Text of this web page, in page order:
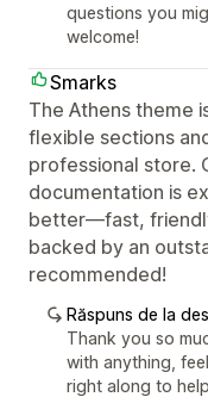
questions you
welcome!
Smarks
The Athens theme
flexible sections
professional store.
documentation is
better—fast,
backed by an
recommended!
Răspuns de la
Thank you so
with anything,
right along to